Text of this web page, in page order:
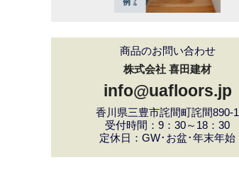
商品のお問い合わせ
株式会社 喜田建材
info@uafloors.jp
香川県三豊市詫間町詫間890-1
受付時間：9：30～18：30
定休日：GW･お盆･年末年始